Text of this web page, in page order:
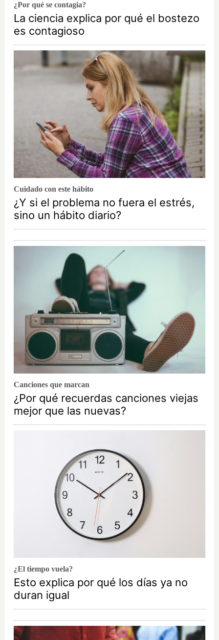
¿Por qué se contagia?
La ciencia explica por qué el bostezo
es contagioso
Cuidado con este hábito
¿Y si el problema no fuera el estrés,
sino un hábito diario?
Canciones que marcan
¿Por qué recuerdas canciones viejas
mejor que las nuevas?
¿El tiempo vuela?
Esto explica por qué los días ya no
duran igual